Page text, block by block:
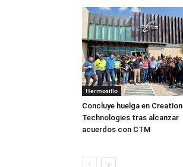
Hermosillo
Concluye huelga en Creation
Technologies tras alcanzar
acuerdos con CTM